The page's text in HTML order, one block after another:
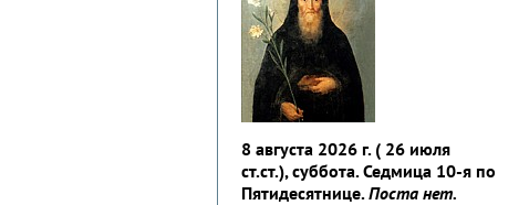
8 августа 2026 г. ( 26 июля
ст.ст.), суббота. Седмица 10-я по
Пятидесятнице.Поста нет.